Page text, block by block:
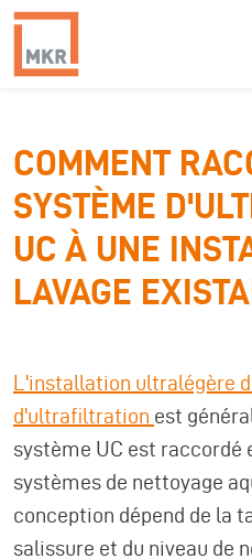
COMMENT
SYSTÈME
UC À UNE
LAVAGE
L'installation ultralégère
d'ultrafiltration est
système UC est raccordé
systèmes de nettoyage
conception dépend de la
salissure et du niveau de